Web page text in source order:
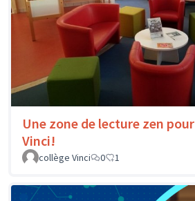
Une zone de lecture zen pour
Vinci!
collège Vinci
0 1